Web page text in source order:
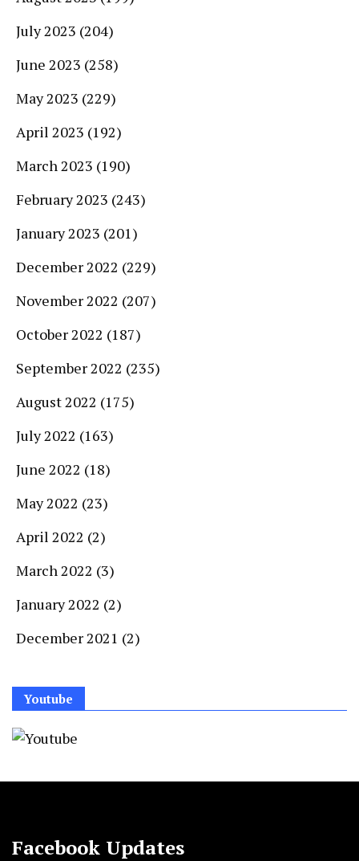
July 2023 (204)
June 2023 (258)
May 2023 (229)
April 2023 (192)
March 2023 (190)
February 2023 (243)
January 2023 (201)
December 2022 (229)
November 2022 (207)
October 2022 (187)
September 2022 (235)
August 2022 (175)
July 2022 (163)
June 2022 (18)
May 2022 (23)
April 2022 (2)
March 2022 (3)
January 2022 (2)
December 2021 (2)
Youtube
Facebook Updates